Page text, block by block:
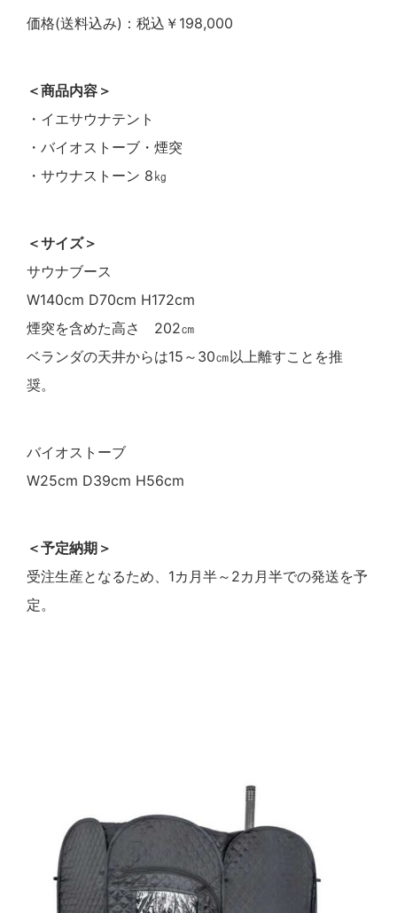
価格(送料込み)：税込￥198,000
＜商品内容＞
・イエサウナテント
・バイオストーブ・煙突
・サウナストーン 8㎏
＜サイズ＞
サウナブース
W140cm D70cm H172cm
煙突を含めた高さ 202㎝
ベランダの天井からは15～30㎝以上離すことを推
奨。
バイオストーブ
W25cm D39cm H56cm
＜予定納期＞
受注生産となるため、1カ月半～2カ月半での発送を予
定。